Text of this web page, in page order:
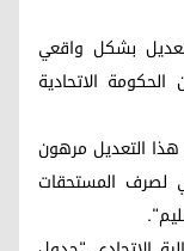
بشكل واقعي
الاتحادية
التعديل مرهون
لصرف المستحقات